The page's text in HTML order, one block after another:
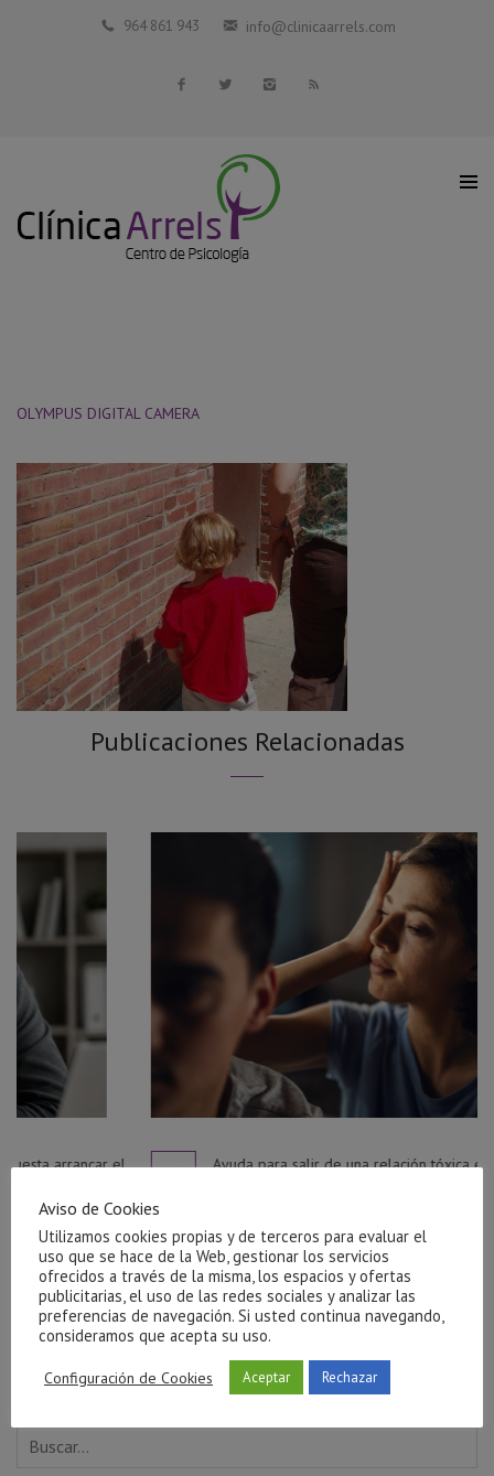
Blog
964 861 943 info@clinicaarrels.com
OLYMPUS DIGITAL CAMERA
Publicaciones Relacionadas
el Ayuda para salir de una relación tóxica en Castellón
Aviso de Cookies
Utilizamos cookies propias y de terceros para evaluar el
uso que se hace de la Web, gestionar los servicios
ofrecidos a través de la misma, los espacios y ofertas
publicitarias, el uso de las redes sociales y analizar las
preferencias de navegación. Si usted continua navegando,
consideramos que acepta su uso.
Configuración de Cookies Aceptar Rechazar